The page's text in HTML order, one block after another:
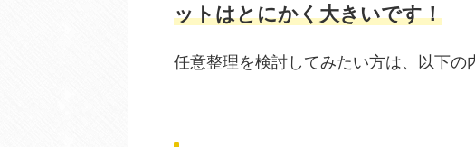
ットはとにかく大きいです！
任意整理を検討してみたい方は、以下の